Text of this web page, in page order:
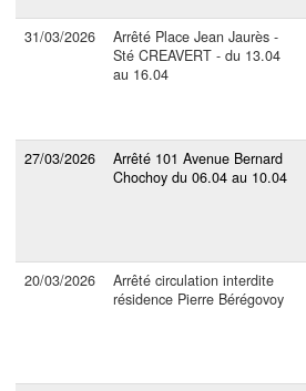
31/03/2026
Arrêté Place Jean Jaurès -
Sté CREAVERT - du 13.04
au 16.04
27/03/2026
Arrêté 101 Avenue Bernard
Chochoy du 06.04 au 10.04
20/03/2026
Arrêté circulation interdite
résidence Pierre Bérégovoy